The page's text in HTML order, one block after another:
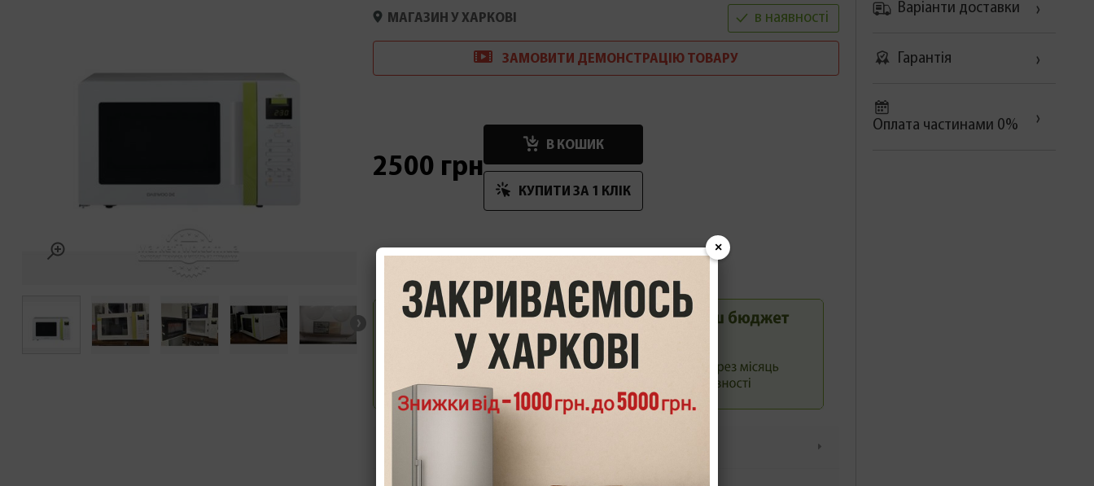
МАГАЗИН У ХАРКОВІ в наявності
ЗАМОВИТИ ДЕМОНСТРАЦІЮТОВАРУ
2500 грн
В КОШИК
КУПИТИ ЗА 1 КЛIК
Варіанти доставки
Гарантія
Оплата частинами 0%
×